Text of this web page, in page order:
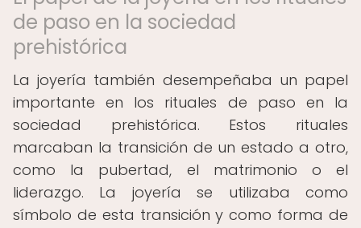
de paso en la sociedad
prehistórica
La joyería también desempeñaba un papel
importante en los rituales de paso en la
sociedad prehistórica. Estos rituales
marcaban la transición de un estado a otro,
como la pubertad, el matrimonio o el
liderazgo. La joyería se utilizaba como
símbolo de esta transición y como forma de